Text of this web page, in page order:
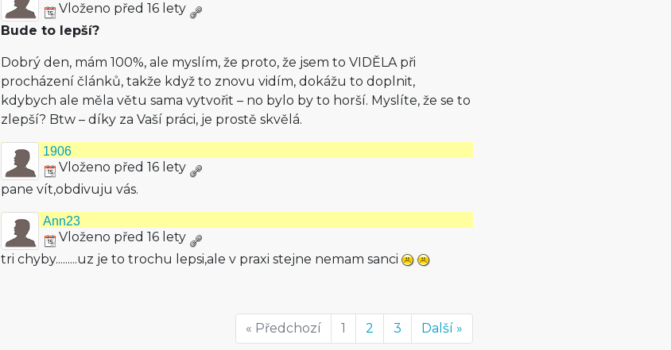
Vloženo před 16 lety
Bude to lepší?
Dobrý den, mám 100%, ale myslím, že proto, že jsem to VIDĚLA při
procházení článků, takže když to znovu vidím, dokážu to doplnit,
kdybych ale měla větu sama vytvořit – no bylo by to horší. Myslíte, že se to
zlepší? Btw – díky za Vaší práci, je prostě skvělá.
1906
Vloženo před 16 lety
pane vít,obdivuju vás.
Ann23
Vloženo před 16 lety
tri chyby.........uz je to trochu lepsi,ale v praxi stejne nemam sanci
« Předchozí 1 2 3 Další »